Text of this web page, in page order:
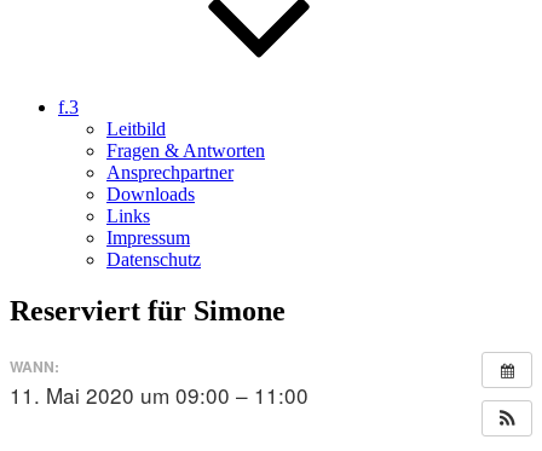
f.3
Leitbild
Fragen & Antworten
Ansprechpartner
Downloads
Links
Impressum
Datenschutz
Reserviert für Simone
WANN:
11. Mai 2020 um 09:00 – 11:00